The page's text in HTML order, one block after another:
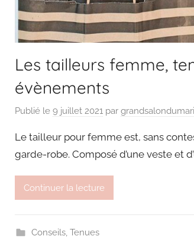
Les tailleurs femme,
évènements
Publié le 9 juillet 2021 par
Le tailleur pour femme est, sans
garde-robe. Composé d’une veste et
Continuer la lecture
Conseils, Tenues